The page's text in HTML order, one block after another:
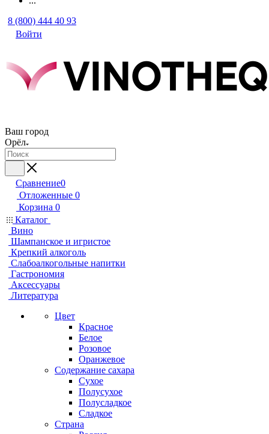
8 (800) 444 40 93
Войти
Ваш город
Орёл
Сравнение0
Отложенные 0
Корзина 0
Каталог
Вино
Шампанское и игристое
Крепкий алкоголь
Слабоалкогольные напитки
Гастрономия
Аксессуары
Литература
Цвет
Красное
Белое
Розовое
Оранжевое
Содержание сахара
Сухое
Полусухое
Полусладкое
Сладкое
Страна